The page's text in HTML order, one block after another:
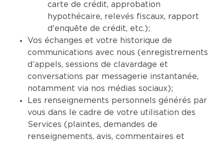
carte de crédit, approbation
hypothécaire, relevés fiscaux, rapport
d'enquête de crédit, etc.);
Vos échanges et votre historique de
communications avec nous (enregistrements
d’appels, sessions de clavardage et
conversations par messagerie instantanée,
notamment via nos médias sociaux);
Les renseignements personnels générés par
vous dans le cadre de votre utilisation des
Services (plaintes, demandes de
renseignements, avis, commentaires et